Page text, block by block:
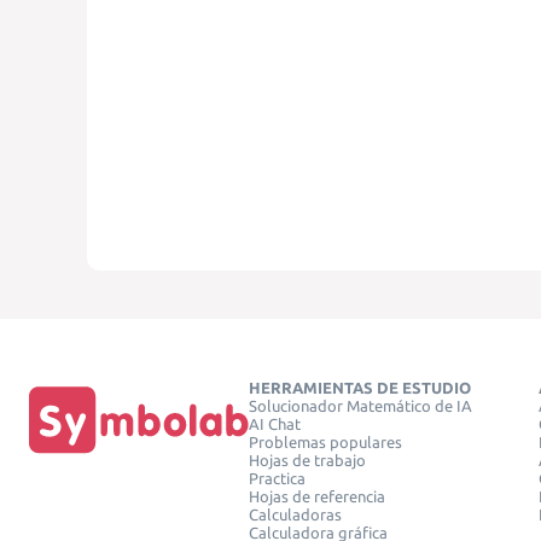
HERRAMIENTAS DE ESTUDIO
Solucionador Matemático de IA
AI Chat
Problemas populares
Hojas de trabajo
Practica
Hojas de referencia
Calculadoras
Calculadora gráfica